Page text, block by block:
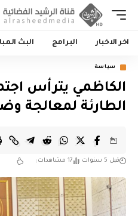
اخر الاخبار البرامج البث
سياسة
الكاظمي يترأس
الطارئة لمعالجة
قبل 5 سنوات 17 مشاهدات